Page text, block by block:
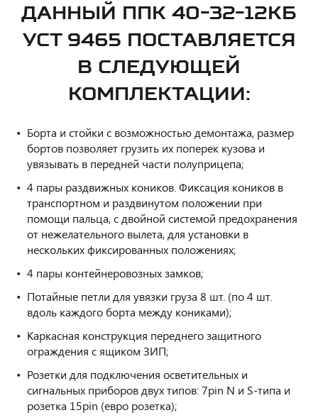
ДАННЫЙ ППК 40-32-12КБ
УСТ 9465 ПОСТАВЛЯЕТСЯ
В СЛЕДУЮЩЕЙ
КОМПЛЕКТАЦИИ:
Борта и стойки с возможностью демонтажа, размер
бортов позволяет грузить их поперек кузова и
увязывать в передней части полуприцепа;
4 пары раздвижных коников. Фиксация коников в
транспортном и раздвинутом положении при
помощи пальца, с двойной системой предохранения
от нежелательного вылета, для установки в
нескольких фиксированных положениях;
4 пары контейнеровозных замков;
Потайные петли для увязки груза 8 шт. (по 4 шт.
вдоль каждого борта между кониками);
Каркасная конструкция переднего защитного
ограждения с ящиком ЗИП;
Розетки для подключения осветительных и
сигнальных приборов двух типов: 7pin N и S-типа и
розетка 15pin (евро розетка);